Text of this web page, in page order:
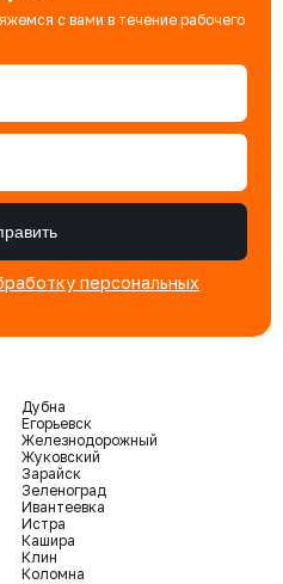
с вами в течение рабочего
персональных
Дубна
Егорьевск
Железнодорожный
Жуковский
Зарайск
Зеленоград
Ивантеевка
Истра
Кашира
Клин
Коломна